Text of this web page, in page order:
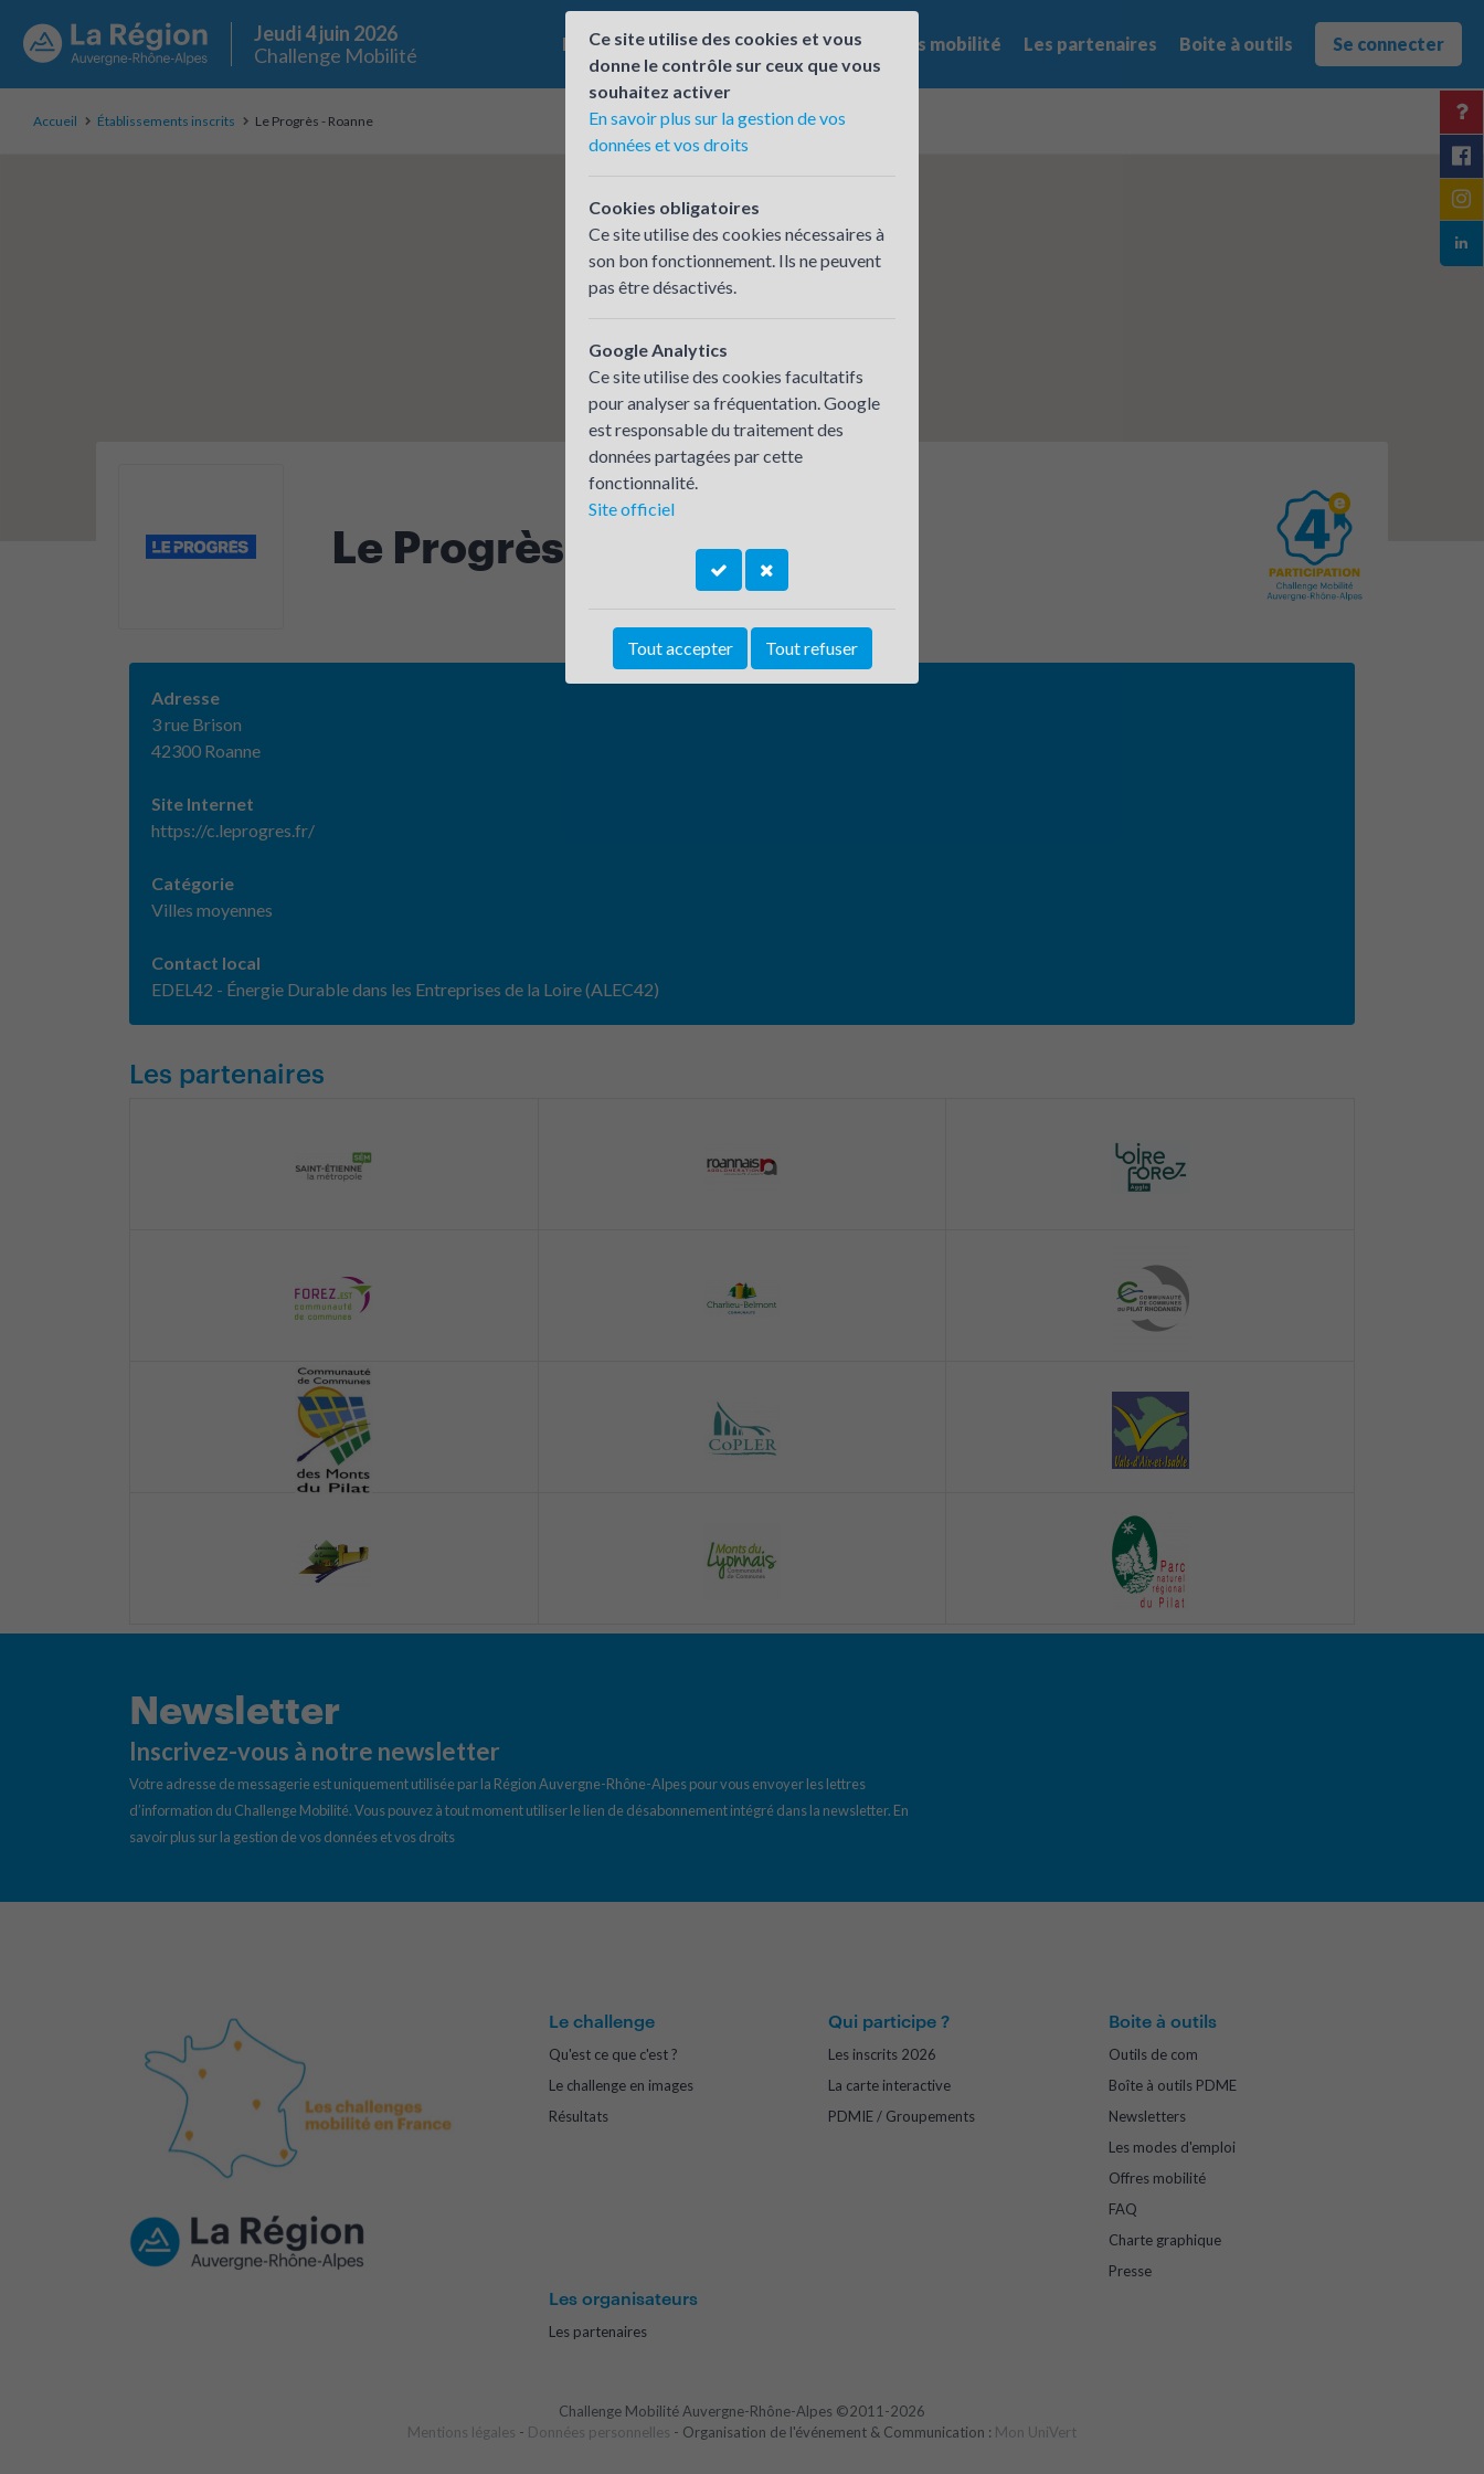
Jeudi 4 juin 2026
Challenge Mobilité
Le challenge Qui participe ? Les offres mobilité Les partenaires Boite à outils Se connecter
Accueil Établissements inscrits Le Progrès - Roanne
Le Progrès - Roanne
Adresse
3 rue Brison
42300 Roanne
Site Internet
https://c.leprogres.fr/
Catégorie
Villes moyennes
Contact local
EDEL42 - Énergie Durable dans les Entreprises de la Loire (ALEC42)
Les partenaires
Newsletter
Inscrivez-vous à notre newsletter
Votre adresse de messagerie est uniquement utilisée par la Région Auvergne-Rhône-Alpes pour vous envoyer les lettres
d’information du Challenge Mobilité. Vous pouvez à tout moment utiliser le lien de désabonnement intégré dans la newsletter. En
savoir plus sur la gestion de vos données et vos droits
Le challenge
Qu'est ce que c'est ?
Le challenge en images
Résultats
Qui participe ?
Les inscrits 2026
La carte interactive
PDMIE / Groupements
Boite à outils
Outils de com
Boîte à outils PDME
Newsletters
Les modes d'emploi
Offres mobilité
FAQ
Charte graphique
Presse
Les organisateurs
Les partenaires
Challenge Mobilité Auvergne-Rhône-Alpes ©2011-2026
Mentions légales - Données personnelles - Organisation de l'événement & Communication : Mon UniVert
Ce site utilise des cookies et vous
donne le contrôle sur ceux que vous
souhaitez activer
En savoir plus sur la gestion de vos
données et vos droits
Cookies obligatoires
Ce site utilise des cookies nécessaires à
son bon fonctionnement. Ils ne peuvent
pas être désactivés.
Google Analytics
Ce site utilise des cookies facultatifs
pour analyser sa fréquentation. Google
est responsable du traitement des
données partagées par cette
fonctionnalité.
Site officiel
Tout accepter Tout refuser